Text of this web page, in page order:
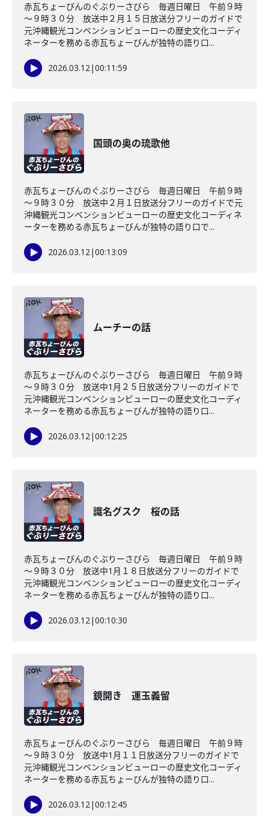
赤瓦ちょーびんのぐぶりーさびら 毎週日曜日 午前９時
～９時３０分 放送中２月１５日放送分フリーのガイドで
元沖縄観光コンベンションビューローの歴史文化コーディ
ネーターを務める赤瓦ちょーびんが独特の語り口...
2026.03.12|00:11:59
国頭の奥の琉歌他
赤瓦ちょーびんのぐぶりーさびら 毎週日曜日 午前９時
～９時３０分 放送中２月１日放送分フリーのガイドで元
沖縄観光コンベンションビューローの歴史文化コーディネ
ーターを務める赤瓦ちょーびんが独特の語り口で...
2026.03.12|00:13:09
ムーチーの話
赤瓦ちょーびんのぐぶりーさびら 毎週日曜日 午前９時
～９時３０分 放送中1月２５日放送分フリーのガイドで
元沖縄観光コンベンションビューローの歴史文化コーディ
ネーターを務める赤瓦ちょーびんが独特の語り口...
2026.03.12|00:12:25
識名グスク 桜の話
赤瓦ちょーびんのぐぶりーさびら 毎週日曜日 午前９時
～９時３０分 放送中1月１８日放送分フリーのガイドで
元沖縄観光コンベンションビューローの歴史文化コーディ
ネーターを務める赤瓦ちょーびんが独特の語り口...
2026.03.12|00:10:30
鏡開き 運玉義留
赤瓦ちょーびんのぐぶりーさびら 毎週日曜日 午前９時
～９時３０分 放送中1月１１日放送分フリーのガイドで
元沖縄観光コンベンションビューローの歴史文化コーディ
ネーターを務める赤瓦ちょーびんが独特の語り口...
2026.03.12|00:12:45